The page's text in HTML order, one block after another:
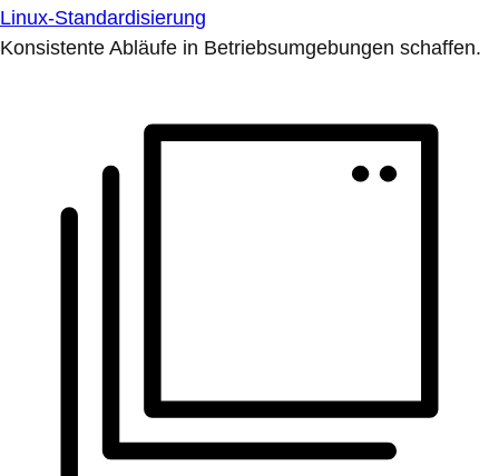
Linux-Standardisierung
Konsistente Abläufe in Betriebsumgebungen schaffen.